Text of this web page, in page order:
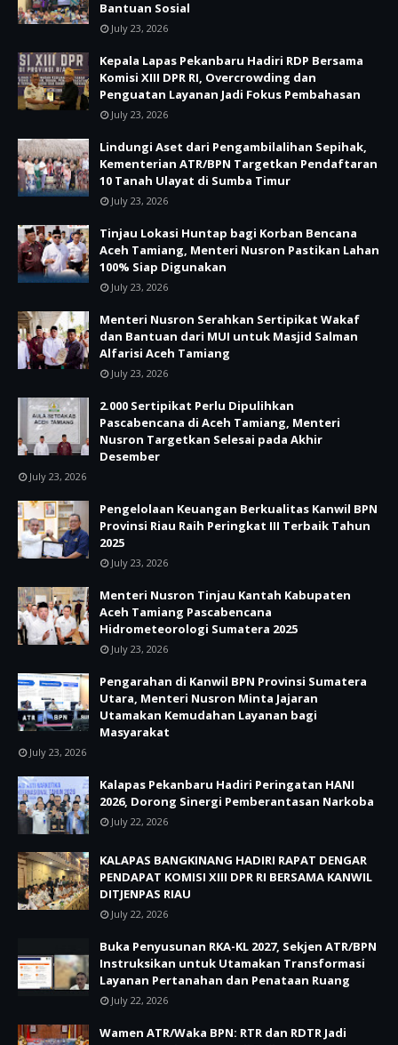
Bantuan Sosial
July 23, 2026
Kepala Lapas Pekanbaru Hadiri RDP Bersama
Komisi XIII DPR RI, Overcrowding dan
Penguatan Layanan Jadi Fokus Pembahasan
July 23, 2026
Lindungi Aset dari Pengambilalihan Sepihak,
Kementerian ATR/BPN Targetkan Pendaftaran
10 Tanah Ulayat di Sumba Timur
July 23, 2026
Tinjau Lokasi Huntap bagi Korban Bencana
Aceh Tamiang, Menteri Nusron Pastikan Lahan
100% Siap Digunakan
July 23, 2026
Menteri Nusron Serahkan Sertipikat Wakaf
dan Bantuan dari MUI untuk Masjid Salman
Alfarisi Aceh Tamiang
July 23, 2026
2.000 Sertipikat Perlu Dipulihkan
Pascabencana di Aceh Tamiang, Menteri
Nusron Targetkan Selesai pada Akhir
Desember
July 23, 2026
Pengelolaan Keuangan Berkualitas Kanwil BPN
Provinsi Riau Raih Peringkat III Terbaik Tahun
2025
July 23, 2026
Menteri Nusron Tinjau Kantah Kabupaten
Aceh Tamiang Pascabencana
Hidrometeorologi Sumatera 2025
July 23, 2026
Pengarahan di Kanwil BPN Provinsi Sumatera
Utara, Menteri Nusron Minta Jajaran
Utamakan Kemudahan Layanan bagi
Masyarakat
July 23, 2026
Kalapas Pekanbaru Hadiri Peringatan HANI
2026, Dorong Sinergi Pemberantasan Narkoba
July 22, 2026
KALAPAS BANGKINANG HADIRI RAPAT DENGAR
PENDAPAT KOMISI XIII DPR RI BERSAMA KANWIL
DITJENPAS RIAU
July 22, 2026
Buka Penyusunan RKA-KL 2027, Sekjen ATR/BPN
Instruksikan untuk Utamakan Transformasi
Layanan Pertanahan dan Penataan Ruang
July 22, 2026
Wamen ATR/Waka BPN: RTR dan RDTR Jadi